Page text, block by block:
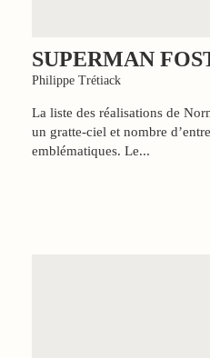
SUPERMAN
Philippe Trétiack
La liste des réalisations de
un gratte-ciel et nombre
emblématiques. Le...